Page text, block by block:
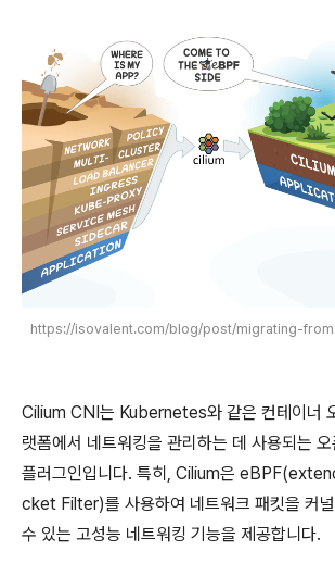
https://isovalent.com/blog/post/migrating-
Cilium CNI는 Kubernetes와 같은 컨테이너
랫폼에서 네트워킹을 관리하는 데 사용되는
플러그인입니다. 특히, Cilium은
cket Filter)를 사용하여 네트워크 패킷을 커
수 있는 고성능 네트워킹 기능을 제공합니다.